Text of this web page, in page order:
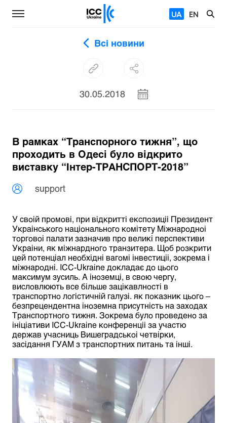
UA EN
Всі новини
30.05.2018
В рамках “Транспорного тижня”, що
проходить в Одесі було відкрито
виставку “Інтер-ТРАНСПОРТ-2018”
support
У своій промові, при відкритті експозиціі Президент
Украінського національного комітету Міжнародноі
торговоі палати зазначив про великі перспективи
Украіни, як міжнардного транзитера. Щоб розкрити
цей потенціал необхідні вагомі інвестиціі, зокрема і
міжнародні. ICC-Ukraine докладає до цього
максимум зусиль. А іноземці, в свою чергу,
висловлюють все більше зацікавлності в
транспортно логістичній галузі. як показник цього –
безпрецендентна іноземна присутність на заходах
Транспортного тижня. Зокрема було проведено за
ініціативи ICC-Ukraine конференціі за участю
держав учасниць Вишеградськоі четвірки,
засідання ГУАМ з транспортних питань та інші.